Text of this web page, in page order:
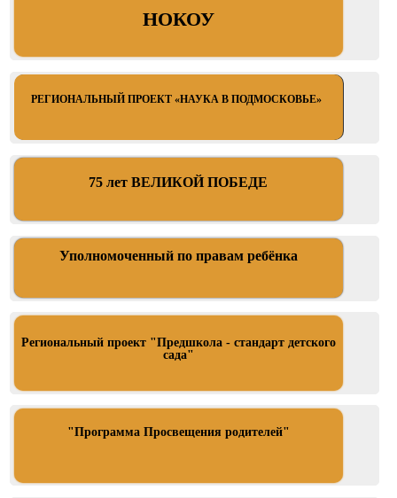
НОКОУ
РЕГИОНАЛЬНЫЙ ПРОЕКТ «НАУКА В ПОДМОСКОВЬЕ»
75 лет ВЕЛИКОЙ ПОБЕДЕ
Уполномоченный по правам ребёнка
Региональный проект "Предшкола - стандарт детского
сада"
"Программа Просвещения родителей"